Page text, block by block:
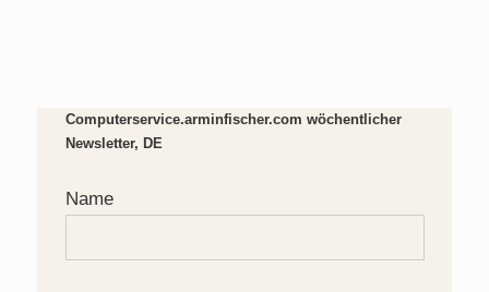
Computerservice.arminfischer.com wöchentlicher
Newsletter, DE
Name